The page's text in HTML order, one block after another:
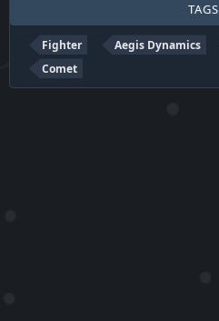
TAGS
Fighter Aegis Dynamics
Comet